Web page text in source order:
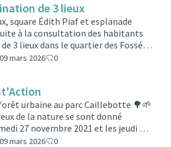
mieux comprendre les
au quotidien, le conseil de
balades urbaines avec des
de 3 lieux
square Édith Piaf et esplanade
à la consultation des habitants
3 lieux dans le quartier des Fossés
et votée lors du Conseil
présente et représentée par son
sa femme et leur fille.Ainsi que celle
par une partie de la tribu Arc-en-
09 mars 2026 0
urbaine au parc Caillebotte 🌳🌱
de la nature se sont donné
27 novembre 2021 et les jeudi 24
2022 pour participer à la
09 mars 2026 0